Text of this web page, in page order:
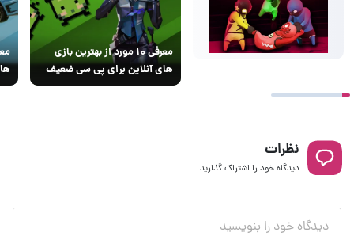
معرفی ۱۰ مورد از بهترین بازی
های آنلاین برای پی سی ضعیف
نظرات
دیدگاه خود را اشتراک گذارید